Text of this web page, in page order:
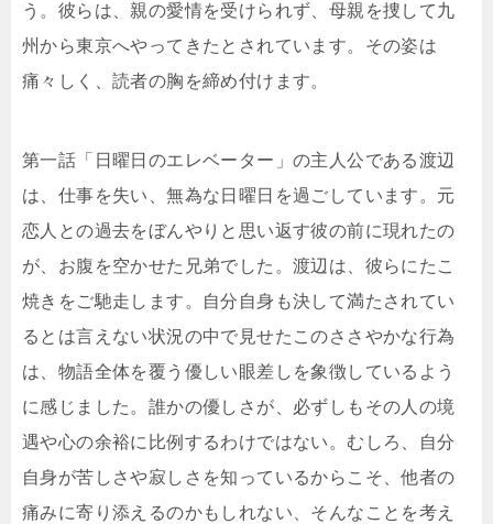
う。彼らは、親の愛情を受けられず、母親を捜して九
州から東京へやってきたとされています。その姿は
痛々しく、読者の胸を締め付けます。
第一話「日曜日のエレベーター」の主人公である渡辺
は、仕事を失い、無為な日曜日を過ごしています。元
恋人との過去をぼんやりと思い返す彼の前に現れたの
が、お腹を空かせた兄弟でした。渡辺は、彼らにたこ
焼きをご馳走します。自分自身も決して満たされてい
るとは言えない状況の中で見せたこのささやかな行為
は、物語全体を覆う優しい眼差しを象徴しているよう
に感じました。誰かの優しさが、必ずしもその人の境
遇や心の余裕に比例するわけではない。むしろ、自分
自身が苦しさや寂しさを知っているからこそ、他者の
痛みに寄り添えるのかもしれない、そんなことを考え